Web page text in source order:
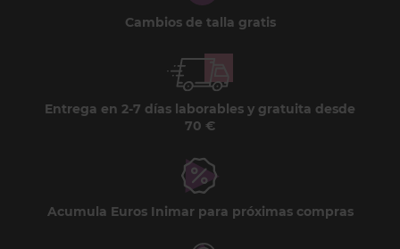
Cambios de talla gratis
Entrega en 2-7 días laborables y gratuita desde
70 €
Acumula Euros Inimar para próximas compras